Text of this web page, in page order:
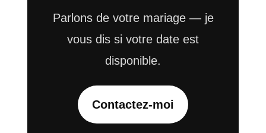
Parlons de votre mariage — je
vous dis si votre date est
disponible.
Contactez-moi